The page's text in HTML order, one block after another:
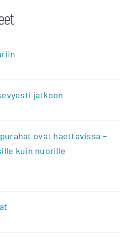
jatkoon
ovat haettavissa –
kuin nuorille